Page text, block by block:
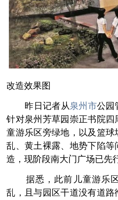
改造效果图
­ 昨日记者从泉州市公园
针对泉州芳草园崇正书院
童游乐区旁绿地，以及篮
乱、黄土裸露、地势下陷
造，现阶段南大门广场已先
据悉，此前儿童游乐区
乱，且与园区干道没有道